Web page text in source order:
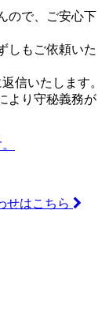
ので、ご安心下
しもご依頼いた
信いたします。
より守秘義務が
せはこちら